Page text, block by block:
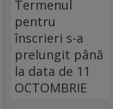
Termenul
pentru
înscrieri s-a
prelungit până
la data de 11
OCTOMBRIE